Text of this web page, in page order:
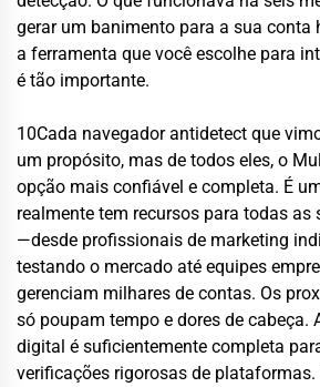
gerar um banimento para a sua conta
a ferramenta que você escolhe para
é tão importante.
10Cada navegador antidetect que
um propósito, mas de todos eles, o
opção mais confiável e completa. É
realmente tem recursos para todas as
—desde profissionais de marketing
testando o mercado até equipes
gerenciam milhares de contas. Os
só poupam tempo e dores de cabeça.
digital é suficientemente completa
verificações rigorosas de plataformas.